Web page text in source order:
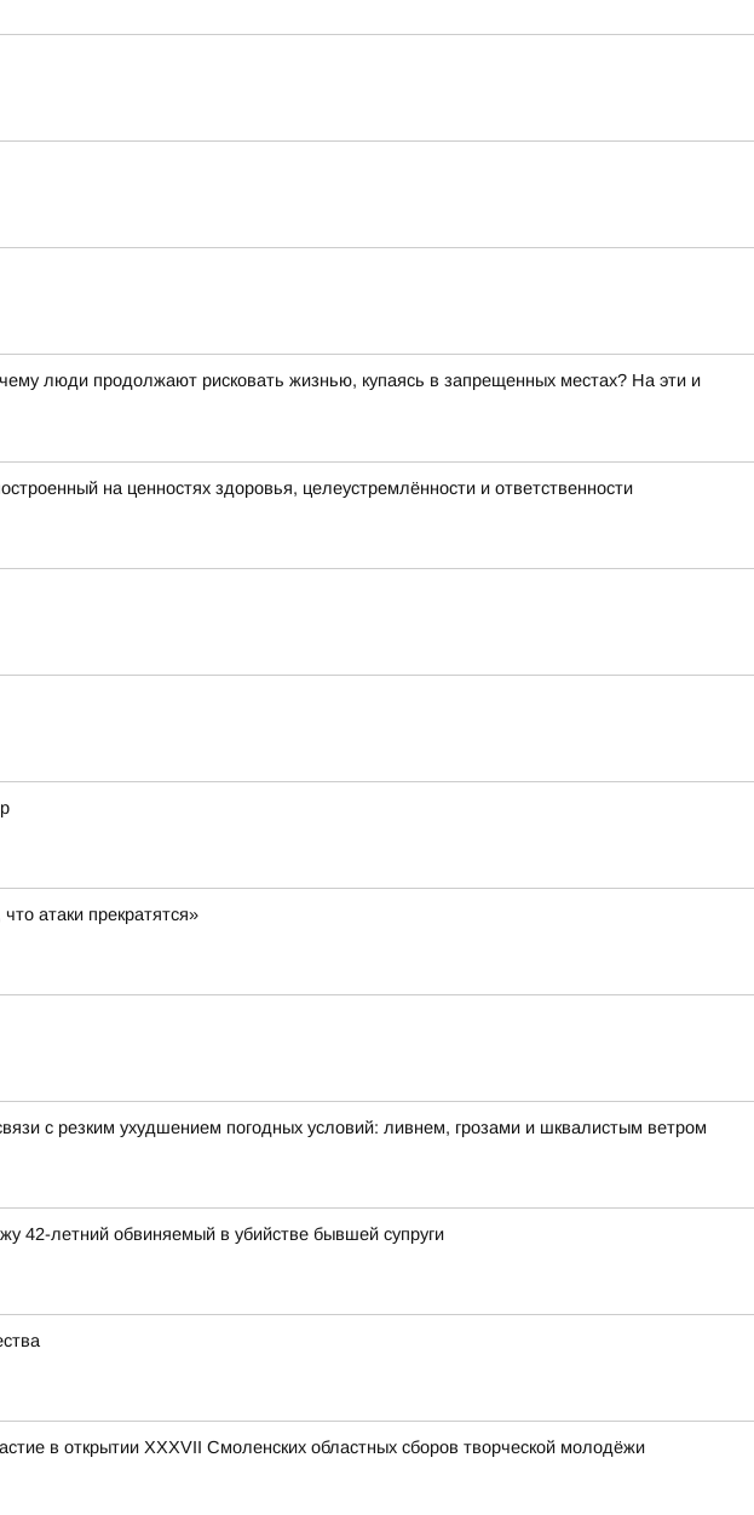
люди продолжают рисковать жизнью, купаясь в запрещенных местах? На эти и
на ценностях здоровья, целеустремлённости и ответственности
атаки прекратятся»
с резким ухудшением погодных условий: ливнем, грозами и шквалистым ветром
42-летний обвиняемый в убийстве бывшей супруги
в открытии XXXVII Смоленских областных сборов творческой молодёжи